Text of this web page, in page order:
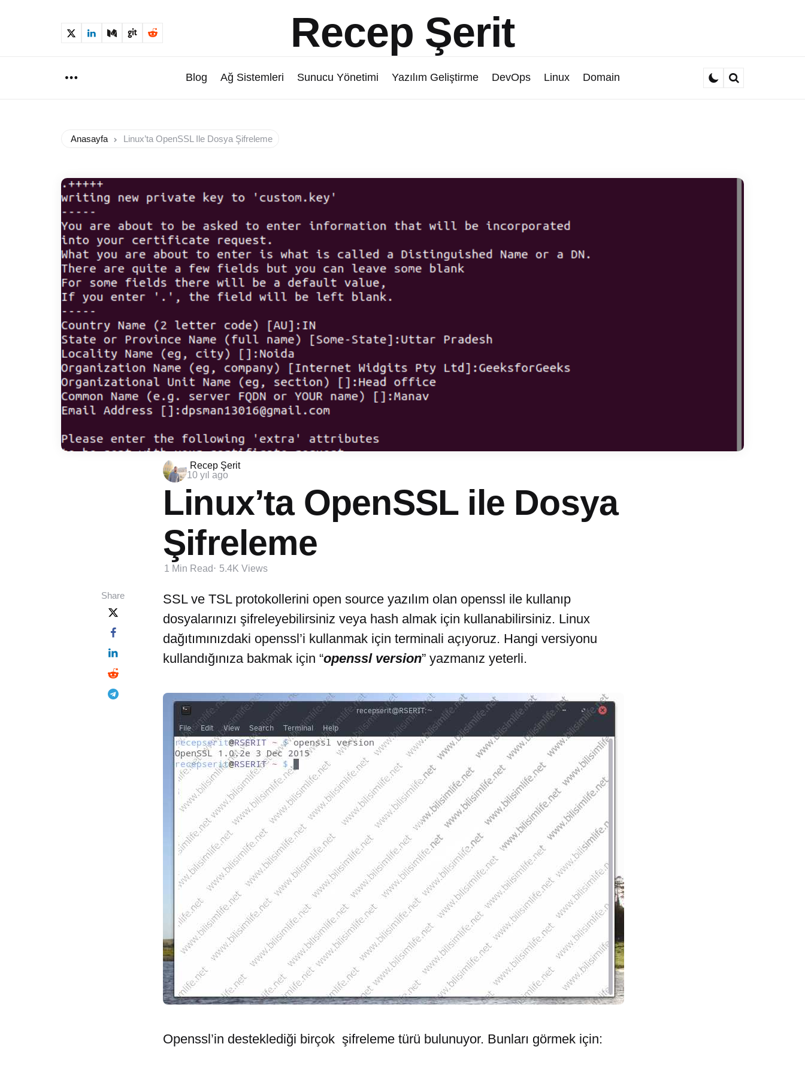
Recep Şerit
Blog Ağ Sistemleri Sunucu Yönetimi Yazılım Geliştirme DevOps Linux
Domain
Anasayfa Linux’ta OpenSSL Ile Dosya Şifreleme
Posted
by
Recep Şerit
10 yıl ago
Linux’ta OpenSSL ile Dosya
Şifreleme
1 Min Read 5.4K Views
Share
SSL ve TSL protokollerini open source yazılım olan openssl ile kullanıp
dosyalarınızı şifreleyebilirsiniz veya hash almak için kullanabilirsiniz. Linux
dağıtımınızdaki openssl’i kullanmak için terminali açıyoruz. Hangi versiyonu
kullandığınıza bakmak için “openssl version” yazmanız yeterli.
Openssl’in desteklediği birçok şifreleme türü bulunuyor. Bunları görmek için: